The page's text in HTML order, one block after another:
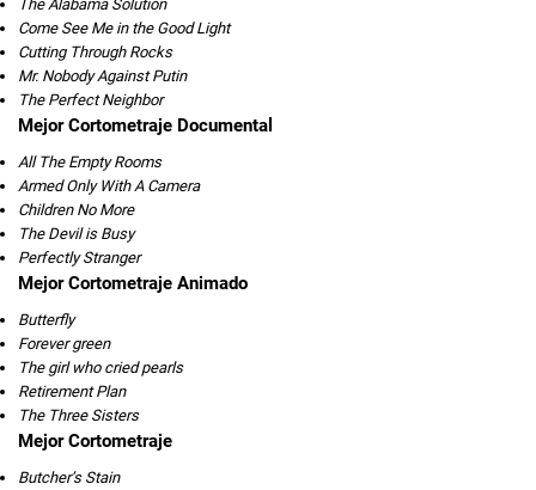
The Alabama Solution
Come See Me in the Good Light
Cutting Through Rocks
Mr. Nobody Against Putin
The Perfect Neighbor
Mejor Cortometraje Documental
All The Empty Rooms
Armed Only With A Camera
Children No More
The Devil is Busy
Perfectly Stranger
Mejor Cortometraje Animado
Butterfly
Forever green
The girl who cried pearls
Retirement Plan
The Three Sisters
Mejor Cortometraje
Butcher’s Stain